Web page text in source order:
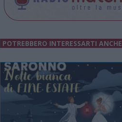
POTREBBERO INTERESSARTI ANCHE